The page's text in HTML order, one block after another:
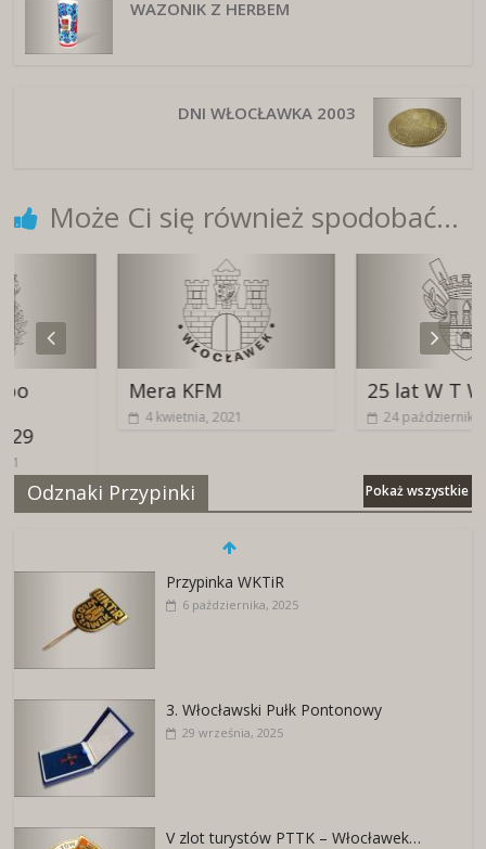
WAZONIK Z HERBEM
DNI WŁOCŁAWKA 2003
Może Ci się również spodobać...
Mera KFM
4 kwietnia, 2021
25 lat W T W
24 października, 2021
Odznaki Przypinki Pokaż wszystkie
Przypinka WKTiR
6 października, 2025
3. Włocławski Pułk Pontonowy
29 września, 2025
V zlot turystów PTTK – Włocławek…